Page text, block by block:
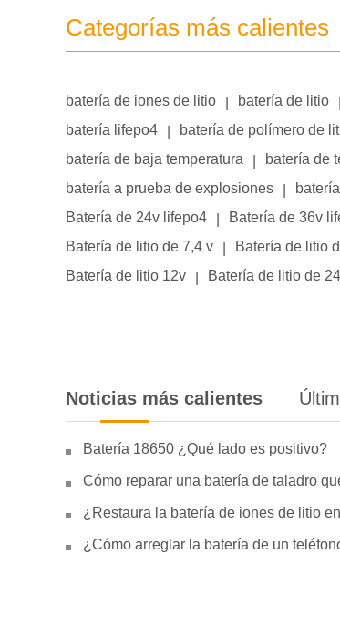
Categorías más calientes
batería de iones de litio batería de litio
batería lifepo4
batería de polímero de
batería de baja temperatura
batería de
batería a prueba de explosiones
Batería de 24v lifepo4
Batería de 36v
Batería de litio de 7,4 v
Batería de litio
Batería de litio 12v
Batería de litio de
Noticias más calientes
Batería 18650 ¿Qué lado es positivo?
Cómo reparar una batería de taladro
¿Restaura la batería de iones de litio
¿Cómo arreglar la batería de un